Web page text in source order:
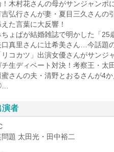
！木村花さんの母がサンジャンポ
弘行さんが妻・夏目三久さんの
た言葉に大反響！
ょぱが結婚雑誌で明かした「25
真里さんに辻希美さん…今話題
リコカツ」出演女優さんがサンジ
生ディベート対決！考察王・太
さんの夫・清野とおるさんが4
演者
題 太田光・田中裕二